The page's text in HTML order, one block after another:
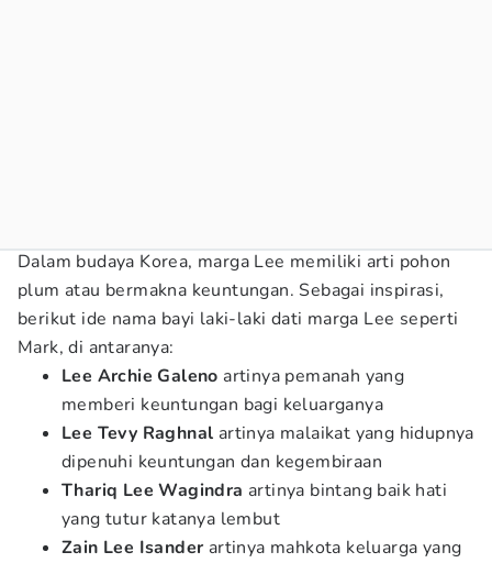
Dalam budaya Korea, marga Lee memiliki arti pohon
plum atau bermakna keuntungan. Sebagai inspirasi,
berikut ide nama bayi laki-laki dati marga Lee seperti
Mark, di antaranya:
Lee Archie Galeno artinya pemanah yang
memberi keuntungan bagi keluarganya
Lee Tevy Raghnal artinya malaikat yang hidupnya
dipenuhi keuntungan dan kegembiraan
Thariq Lee Wagindra artinya bintang baik hati
yang tutur katanya lembut
Zain Lee Isander artinya mahkota keluarga yang